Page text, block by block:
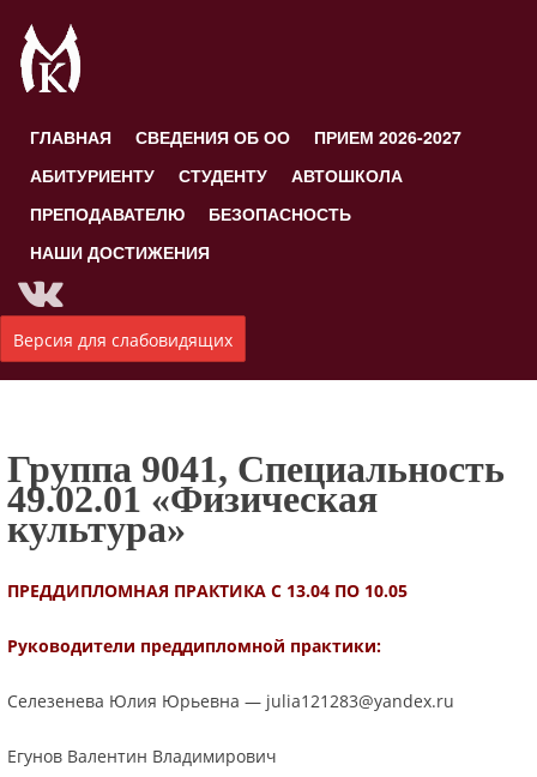
ГЛАВНАЯ СВЕДЕНИЯ ОБ ОО
ПРИЕМ 2026-2027
АБИТУРИЕНТУ
СТУДЕНТУ
АВТОШКОЛА
ПРЕПОДАВАТЕЛЮ
БЕЗОПАСНОСТЬ
НАШИ ДОСТИЖЕНИЯ
Версия для слабовидящих
Группа 9041, Специальность
49.02.01 «Физическая
культура»
ПРЕДДИПЛОМНАЯ ПРАКТИКА С 13.04 ПО 10.05
Руководители преддипломной практики:
Селезенева Юлия Юрьевна — julia121283@yandex.ru
Егунов Валентин Владимирович